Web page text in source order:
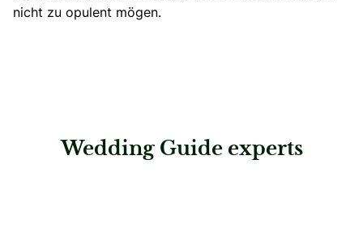
nicht zu opulent mögen.
Wedding Guide experts